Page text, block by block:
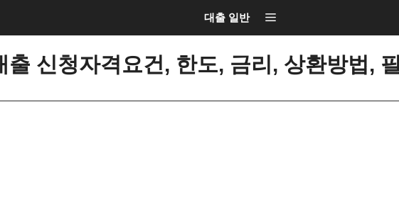
대출 일반
출 신청자격요건, 한도, 금리, 상환방법,